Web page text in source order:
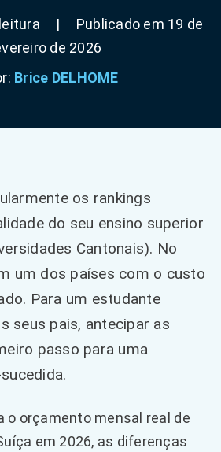
|
Publicado em 19 de
de 2026
Brice DELHOME
os rankings
do seu ensino superior
Cantonais). No
um dos países com o custo
Para um estudante
seus pais, antecipar as
passo para uma
o orçamento mensal real de
em 2026, as diferenças